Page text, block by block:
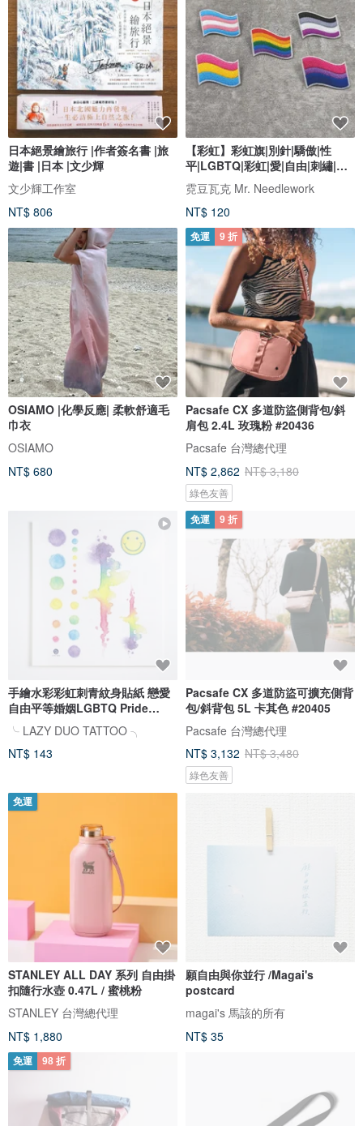
日本絕景繪旅行 |作者簽名書 |旅
遊|書 |日本 |文少輝
文少輝工作室
NT$ 806
【彩虹】彩虹旗|別針|驕傲|性
平|LGBTQ|彩虹|愛|自由|刺繡|胸
針
霓豆瓦克 Mr. Needlework
NT$ 120
OSIAMO |化學反應| 柔軟舒適毛
巾衣
OSIAMO
NT$ 680
免運 9 折
Pacsafe CX 多道防盜側背包/斜
肩包 2.4L 玫瑰粉 #20436
Pacsafe 台灣總代理
NT$ 2,862 NT$ 3,180
綠色友善
手繪水彩彩虹刺青紋身貼紙 戀愛
自由平等婚姻LGBTQ Pride
Rainbow
╰ LAZY DUO TATTOO ╮
NT$ 143
免運 9 折
Pacsafe CX 多道防盜可擴充側背
包/斜背包 5L 卡其色 #20405
Pacsafe 台灣總代理
NT$ 3,132 NT$ 3,480
綠色友善
免運
STANLEY ALL DAY 系列 自由掛
扣隨行水壺 0.47L / 蜜桃粉
STANLEY 台灣總代理
NT$ 1,880
願自由與你並行 /Magai's
postcard
magai's 馬該的所有
NT$ 35
免運 98 折